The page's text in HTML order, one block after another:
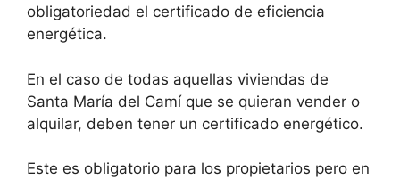
obligatoriedad el certificado de eficiencia
energética.
En el caso de todas aquellas viviendas de
Santa María del Camí que se quieran vender o
alquilar, deben tener un certificado energético.
Este es obligatorio para los propietarios pero en